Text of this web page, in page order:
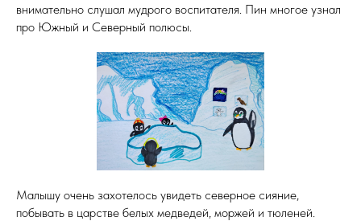
внимательно слушал мудрого воспитателя. Пин многое узнал
про Южный и Северный полюсы.
Малышу очень захотелось увидеть северное сияние,
побывать в царстве белых медведей, моржей и тюленей.